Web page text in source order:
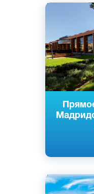
Английский
Хетафе,
Мадрид,
Английский
Испанский